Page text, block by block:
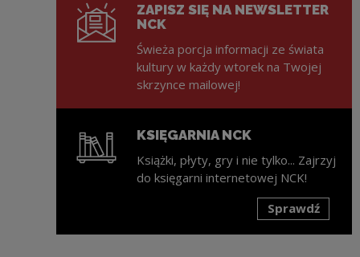
ZAPISZ SIĘ NA NEWSLETTER
NCK
Świeża porcja informacji ze świata
kultury w każdy wtorek na Twojej
skrzynce mailowej!
KSIĘGARNIA NCK
Książki, płyty, gry i nie tylko... Zajrzyj
do księgarni internetowej NCK!
Sprawdź